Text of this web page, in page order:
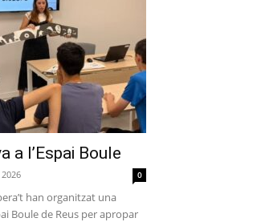
a l’Espai Boule
0
han organitzat una
Boule de Reus per apropar